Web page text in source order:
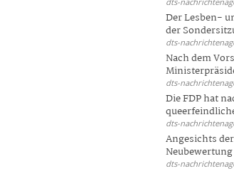
Der Lesben-
der
dts-
Nach dem
dts-
Die FDP hat
dts-
Angesichts
dts-